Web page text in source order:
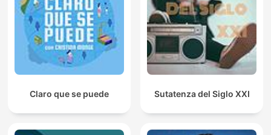
Claro que se puede Sutatenza del Siglo XXI